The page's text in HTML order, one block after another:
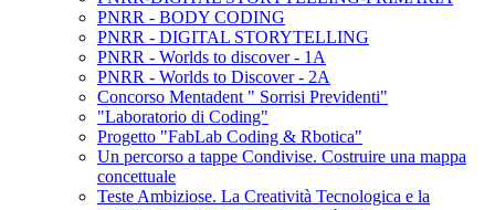
PNRR - BODY CODING
PNRR - DIGITAL STORYTELLING
PNRR - Worlds to discover - 1A
PNRR - Worlds to Discover - 2A
Concorso Mentadent " Sorrisi Previdenti"
"Laboratorio di Coding"
Progetto "FabLab Coding & Rbotica"
Un percorso a tappe Condivise. Costruire una mappa
concettuale
Teste Ambiziose. La Creatività Tecnologica e la